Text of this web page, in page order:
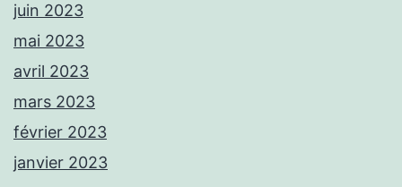
juin 2023
mai 2023
avril 2023
mars 2023
février 2023
janvier 2023